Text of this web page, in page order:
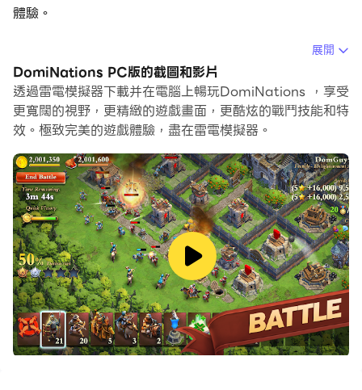
體驗。
當你在電腦上玩DomiNations的時候，您可以享受長時間
的遊戲。使用腳本錄製自動錄製重複的動作和任務。這將讓
您更快地升級，同時也使資源收集更有效。
此外，如果你想要一鍵連擊或是遊戲要求重複技能移動，巨
戮！
如果你想培養多個帳戶，多開和同步也可以幫到你。你可以
玩主帳戶的同時執行替代帳戶進行成長和升級。現在就開始
在電腦上下載和玩DomiNations吧！
Wage war and battle for total world domination
in DomiNations. Build your base into a thriving
empire and command an army in epic battles.
Bring your army to life in real-time strategy
games that pit you against your foes across every
展開
DomiNations PC版的截圖和影片
透過雷電模擬器下載并在電腦上暢玩DomiNations ，享受
更寬闊的視野，更精緻的遊戲畫面，更酷炫的戰鬥技能和特
效。極致完美的遊戲體驗，盡在雷電模擬器。